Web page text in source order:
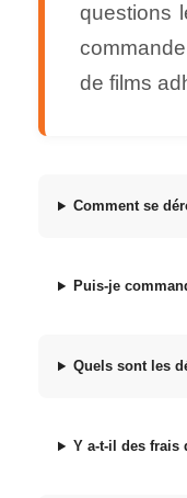
questions
de films
Comment se
Puis-je
Quels sont les
Y a-t-il des frais